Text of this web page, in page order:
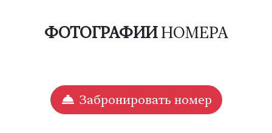
ФОТОГРАФИИНОМЕРА
Забронировать номер